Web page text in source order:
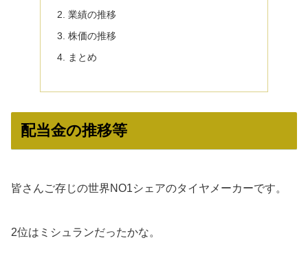
業績の推移
株価の推移
まとめ
配当金の推移等
皆さんご存じの世界NO1シェアのタイヤメーカーです。
2位はミシュランだったかな。